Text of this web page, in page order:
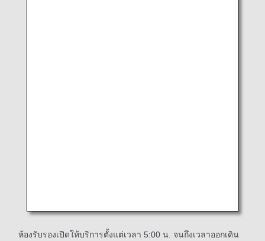
ห้องรับรองเปิดให้บริการตั้งแต่เวลา 5:00 น. จนถึงเวลาออกเดิน